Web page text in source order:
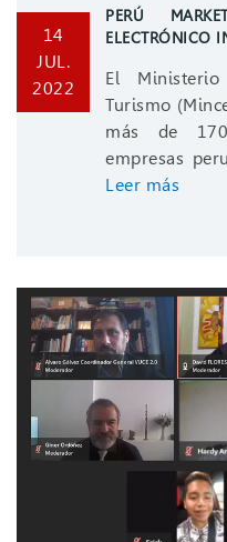
14
JUL.
2022
PERÚ
ELECTRÓNICO
El
Turismo
más de
empresas
Leer más